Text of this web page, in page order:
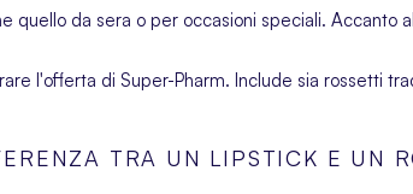
quello da sera o per occasioni speciali. Accanto al
l'offerta di Super-Pharm. Include sia rossetti
TRA UN LIPSTICK E UN